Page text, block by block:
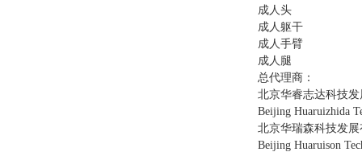
成人头
成人躯干
成人手臂
成人腿
总代理商：
北京华睿志达科技
Beijing Huaruizhida
北京华瑞森科技发
Beijing Huaruison